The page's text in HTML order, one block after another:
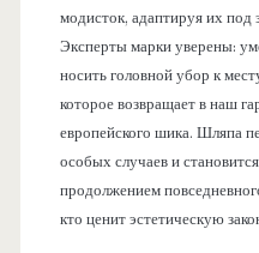
модисток, адаптируя их
Эксперты марки уверены:
носить головной убор к
которое возвращает в наш
европейского шика. Шляпа
особых случаев и
продолжением
кто ценит эстетическую